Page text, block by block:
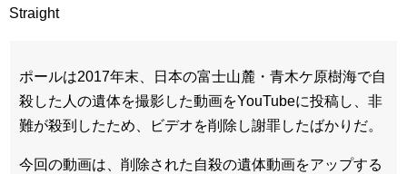
Straight
ポールは2017年末、日本の富士山麓・青木ケ原樹海で自
殺した人の遺体を撮影した動画をYouTubeに投稿し、非
難が殺到したため、ビデオを削除し謝罪したばかりだ。
今回の動画は、削除された自殺の遺体動画をアップする